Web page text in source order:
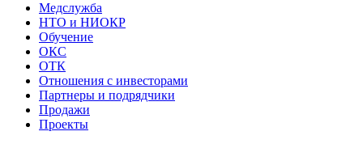
Медслужба
НТО и НИОКР
Обучение
ОКС
ОТК
Отношения с инвесторами
Партнеры и подрядчики
Продажи
Проекты